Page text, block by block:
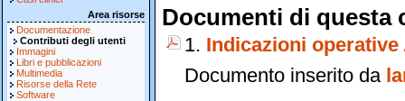
Area risorse
Documentazione
Contributi degli utenti
Immagini
Libri e pubblicazioni
Multimedia
Risorse della Rete
Software
Documenti di questa
1. Indicazioni operative
Documento inserito da